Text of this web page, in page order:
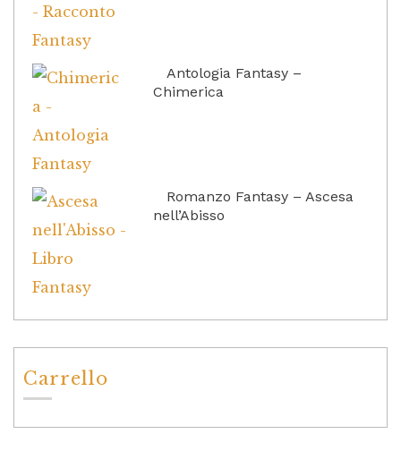
Antologia Fantasy –
Chimerica
Romanzo Fantasy – Ascesa
nell’Abisso
Carrello